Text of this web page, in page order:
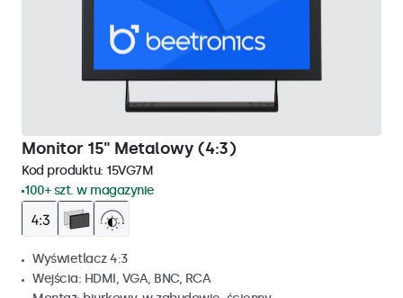
Monitor 15" Metalowy (4:3)
Kod produktu: 15VG7M
100+ szt. w magazynie
Wyświetlacz 4:3
Wejścia: HDMI, VGA, BNC, RCA